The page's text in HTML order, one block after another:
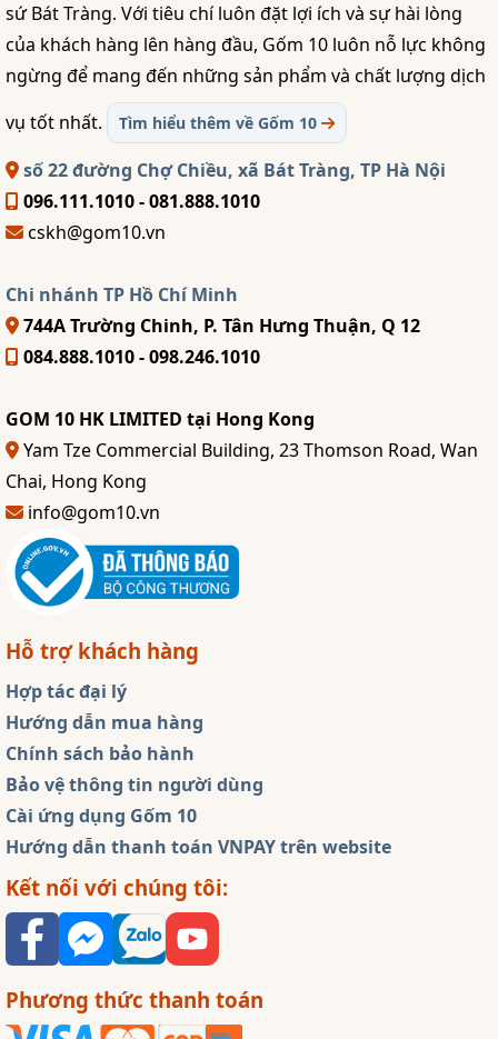
sứ Bát Tràng. Với tiêu chí luôn đặt lợi ích và sự hài lòng
của khách hàng lên hàng đầu, Gốm 10 luôn nỗ lực không
ngừng để mang đến những sản phẩm và chất lượng dịch
vụ tốt nhất.
Tìm hiểu thêm về Gốm 10
số 22 đường Chợ Chiều, xã Bát Tràng, TP Hà Nội
096.111.1010 - 081.888.1010
cskh@gom10.vn
Chi nhánh TP Hồ Chí Minh
744A Trường Chinh, P. Tân Hưng Thuận, Q 12
084.888.1010 - 098.246.1010
GOM 10 HK LIMITED tại Hong Kong
Yam Tze Commercial Building, 23 Thomson Road, Wan
Chai, Hong Kong
info@gom10.vn
Hỗ trợ khách hàng
Hợp tác đại lý
Hướng dẫn mua hàng
Chính sách bảo hành
Bảo vệ thông tin người dùng
Cài ứng dụng Gốm 10
Hướng dẫn thanh toán VNPAY trên website
Kết nối với chúng tôi:
Phương thức thanh toán